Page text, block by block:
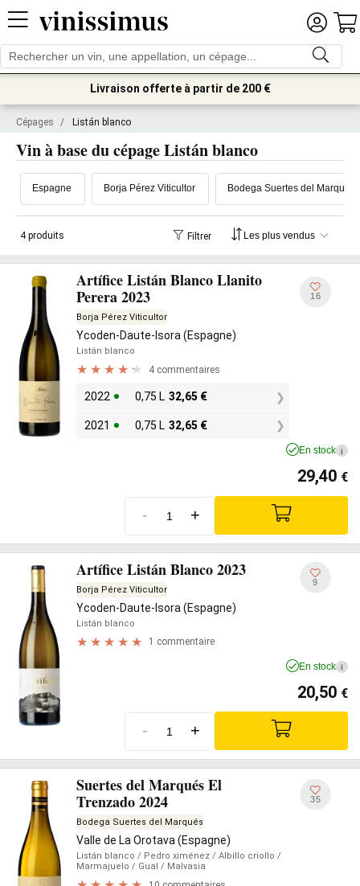
Livraison offerte à partir de 200 €
Cépages / Listán blanco
Vin à base du cépage Listán blanco
Espagne Borja Pérez Viticultor Bodega Suertes del Marqués
4 produits Filtrer
Artífice Listán Blanco Llanito
Perera 2023
Borja Pérez Viticultor
Ycoden-Daute-Isora (Espagne)
Listán blanco
4 commentaires
2022 0,75 L 32,65 €
2021 0,75 L 32,65 €
16
En stock i
29,40 €
- +
Artífice Listán Blanco 2023
Borja Pérez Viticultor
Ycoden-Daute-Isora (Espagne)
Listán blanco
1 commentaire
9
En stock i
20,50 €
- +
Suertes del Marqués El
Trenzado 2024
Bodega Suertes del Marqués
Valle de La Orotava (Espagne)
Listán blanco / Pedro ximénez / Albillo criollo /
Marmajuelo / Gual / Malvasia
35